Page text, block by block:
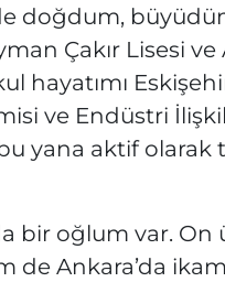
doğdum,
Çakır Lisesi ve
hayatımı
ve Endüstri
yana aktif olarak
bir oğlum var. On
de Ankara’da